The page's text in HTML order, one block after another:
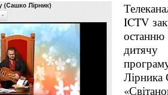
ICTV
останню
дитячу